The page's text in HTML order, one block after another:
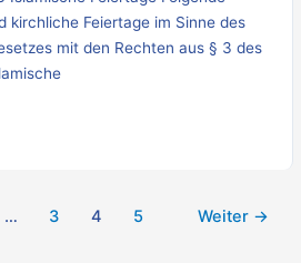
kirchliche Feiertage im Sinne des
mit den Rechten aus § 3 des
… 3 4 5 Weiter →